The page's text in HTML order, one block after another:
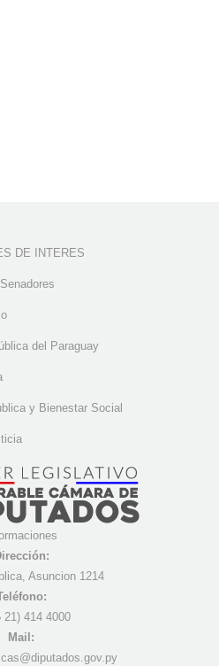
DE INTERES
del Paraguay
y Bienestar Social
Asuncion 1214
21) 414 4000
Mail: